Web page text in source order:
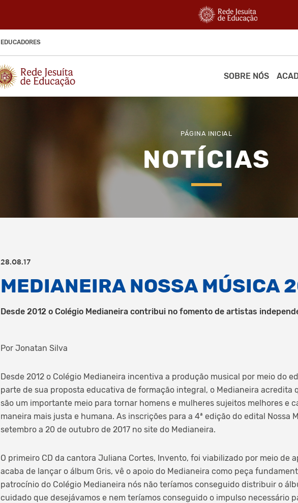
EDUCADORES
SOBRE NÓS
PÁGINA INICIAL
NOTÍCIAS
28.08.17
MEDIANEIRA NOSSA MÚSICA
Desde 2012 o Colégio Medianeira contribui no fomento de artistas
Por Jonatan Silva
Desde 2012 o Colégio Medianeira incentiva a produção musical por meio do
parte de sua proposta educativa de formação integral, o Medianeira acredita
são um importante meio para tornar homens e mulheres sujeitos melhores e
maneira mais justa e humana. As inscrições para a 4ª edição do edital Nossa
setembro a 20 de outubro de 2017 no site do Medianeira.
O primeiro CD da cantora Juliana Cortes, Invento, foi viabilizado por meio de
acaba de lançar o álbum Gris, vê o apoio do Medianeira como peça
patrocínio do Colégio Medianeira nós não teríamos conseguido distribuir o
cuidado que desejávamos e nem teríamos conseguido o impulso necessário